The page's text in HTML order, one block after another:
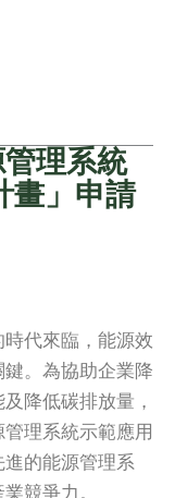
理系統
畫」申請
代來臨，能源效
。為協助企業降
降低碳排放量，
理系統示範應用
的能源管理系
競爭力。